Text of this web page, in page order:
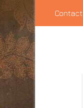
Contact